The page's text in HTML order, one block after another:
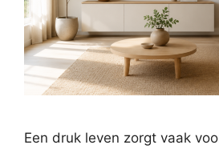
Een druk leven zorgt vaak